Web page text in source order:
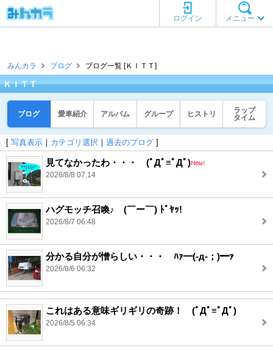
メニュー
ログイン
みんカラ ブログ ブログ一覧 [ＫＩＴＴ]
ＫＩＴＴ
ブログ 愛車紹介 アルバム グループ ヒストリ
ラップ
タイム
[ 写真表示 ｜ カテゴリ選択 ｜ 過去のブログ ]
見てなかったわ・・・ (ﾟДﾟ≡ﾟДﾟ)
2026/8/8 07:14
ハグモッチ召喚♪ (￣ー￣) ﾄﾞﾔｯ!
2026/8/7 06:48
分かる自分が憎らしい・・・ ﾊｧ━(-д-；)━ｧ
2026/8/6 06:32
これはある意味ギリギリの奇跡！ (ﾟДﾟ≡ﾟДﾟ)
2026/8/5 06:34